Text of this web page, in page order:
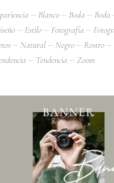
Blanco Boda
Boda
Estilo Fotografía
Natural Negro
Rostro
Tendencia Zoom